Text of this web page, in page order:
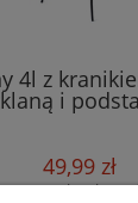
4l z
i
49,99 zł
VAT, bez